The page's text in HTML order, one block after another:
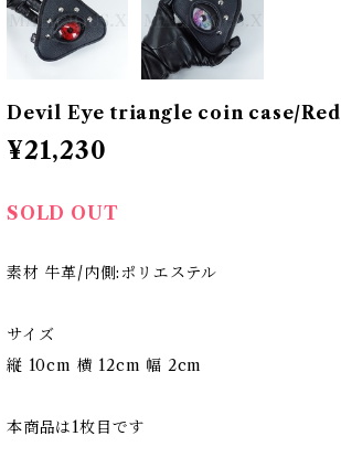
Devil Eye triangle coin case/Red
¥21,230
SOLD OUT
素材 牛革/内側:ポリエステル
サイズ
縦 10cm 横 12cm 幅 2cm
本商品は1枚目です